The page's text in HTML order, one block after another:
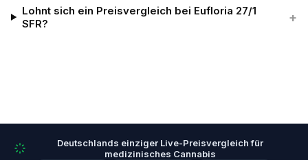
Lohnt sich ein Preisvergleich bei Eufloria 27/1
SFR?
+
Deutschlands einziger Live-Preisvergleich für
medizinisches Cannabis